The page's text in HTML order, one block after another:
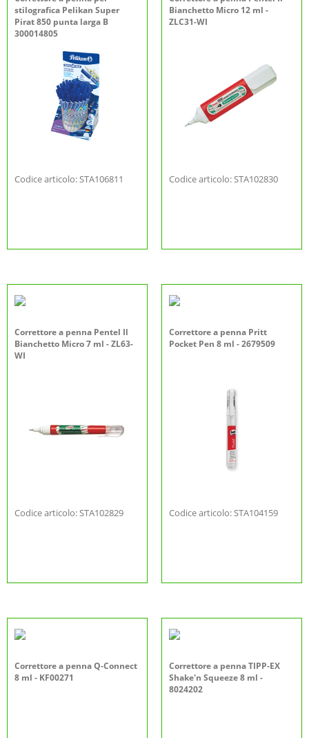
stilografica Pelikan Super
Pirat 850 punta larga B
300014805
Codice articolo: STA106811
Bianchetto Micro 12 ml -
ZLC31-WI
Codice articolo: STA102830
Correttore a penna Pentel Il
Bianchetto Micro 7 ml - ZL63-
WI
Codice articolo: STA102829
Correttore a penna Pritt
Pocket Pen 8 ml - 2679509
Codice articolo: STA104159
Correttore a penna Q-Connect
8 ml - KF00271
Correttore a penna TIPP-EX
Shake'n Squeeze 8 ml -
8024202